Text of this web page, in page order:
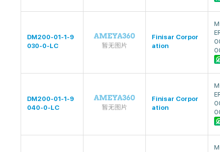
DM200-01-1-9
030-0-LC
Finisar Corpor
ation
DM200-01-1-9
040-0-LC
Finisar Corpor
ation